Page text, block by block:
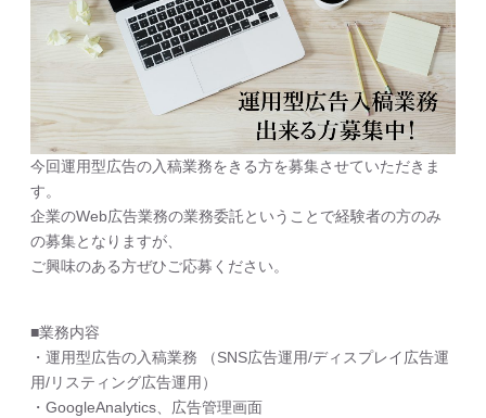
今回運用型広告の入稿業務をきる方を募集させていただきま
す。
企業のWeb広告業務の業務委託ということで経験者の方のみ
の募集となりますが、
ご興味のある方ぜひご応募ください。
■業務内容
・運用型広告の入稿業務 （SNS広告運用/ディスプレイ広告運
用/リスティング広告運用）
・GoogleAnalytics、広告管理画面